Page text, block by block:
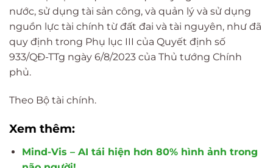
nước, sử dụng tài sản công, và quản lý và sử dụng
nguồn lực tài chính từ đất đai và tài nguyên, như đã
quy định trong Phụ lục III của Quyết định số
933/QĐ-TTg ngày 6/8/2023 của Thủ tướng Chính
phủ.
Theo Bộ tài chính.
Xem thêm:
Mind-Vis – AI tái hiện hơn 80% hình ảnh trong